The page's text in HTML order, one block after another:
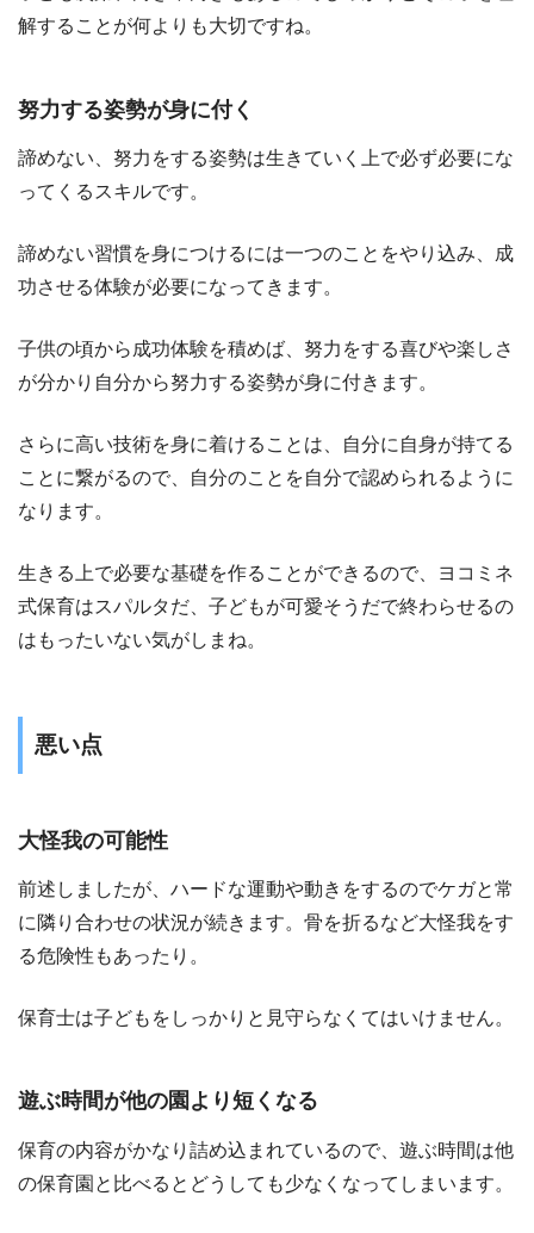
解することが何よりも大切ですね。
努力する姿勢が身に付く
諦めない、努力をする姿勢は生きていく上で必ず必要にな
ってくるスキルです。
諦めない習慣を身につけるには一つのことをやり込み、成
功させる体験が必要になってきます。
子供の頃から成功体験を積めば、努力をする喜びや楽しさ
が分かり自分から努力する姿勢が身に付きます。
さらに高い技術を身に着けることは、自分に自身が持てる
ことに繋がるので、自分のことを自分で認められるように
なります。
生きる上で必要な基礎を作ることができるので、ヨコミネ
式保育はスパルタだ、子どもが可愛そうだで終わらせるの
はもったいない気がしまね。
悪い点
大怪我の可能性
前述しましたが、ハードな運動や動きをするのでケガと常
に隣り合わせの状況が続きます。骨を折るなど大怪我をす
る危険性もあったり。
保育士は子どもをしっかりと見守らなくてはいけません。
遊ぶ時間が他の園より短くなる
保育の内容がかなり詰め込まれているので、遊ぶ時間は他
の保育園と比べるとどうしても少なくなってしまいます。